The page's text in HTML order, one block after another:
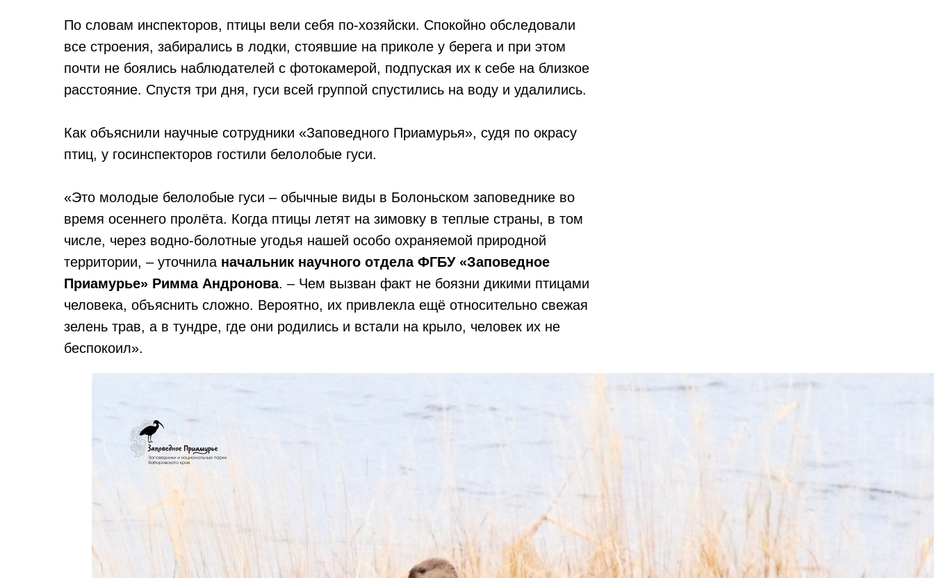
По словам инспекторов, птицы вели себя по-хозяйски. Спокойно обследовали
все строения, забирались в лодки, стоявшие на приколе у берега и при этом
почти не боялись наблюдателей с фотокамерой, подпуская их к себе на близкое
расстояние. Спустя три дня, гуси всей группой спустились на воду и удалились.
Как объяснили научные сотрудники «Заповедного Приамурья», судя по окрасу
птиц, у госинспекторов гостили белолобые гуси.
«Это молодые белолобые гуси – обычные виды в Болоньском заповеднике во
время осеннего пролёта. Когда птицы летят на зимовку в теплые страны, в том
числе, через водно-болотные угодья нашей особо охраняемой природной
территории, – уточнила начальник научного отдела ФГБУ «Заповедное
Приамурье» Римма Андронова. – Чем вызван факт не боязни дикими птицами
человека, объяснить сложно. Вероятно, их привлекла ещё относительно свежая
зелень трав, а в тундре, где они родились и встали на крыло, человек их не
беспокоил».